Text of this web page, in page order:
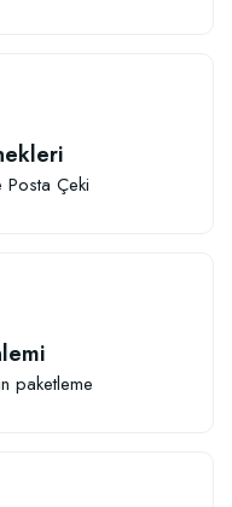
Posta Çeki
paketleme